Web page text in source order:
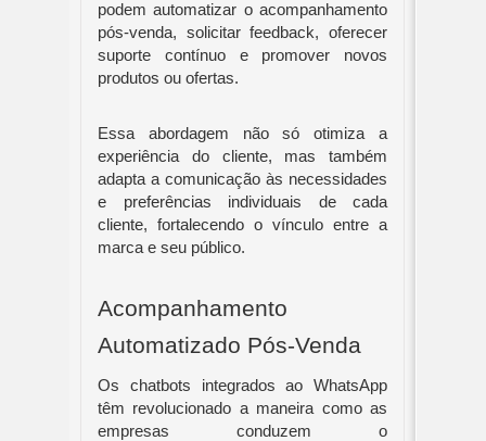
podem automatizar o acompanhamento
pós-venda, solicitar feedback, oferecer
suporte contínuo e promover novos
produtos ou ofertas.
Essa abordagem não só otimiza a
experiência do cliente, mas também
adapta a comunicação às necessidades
e preferências individuais de cada
cliente, fortalecendo o vínculo entre a
marca e seu público.
Acompanhamento
Automatizado Pós-Venda
Os chatbots integrados ao WhatsApp
têm revolucionado a maneira como as
empresas conduzem o